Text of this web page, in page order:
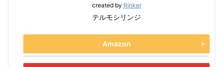
created by Rinker
テルモシリンジ
Amazon